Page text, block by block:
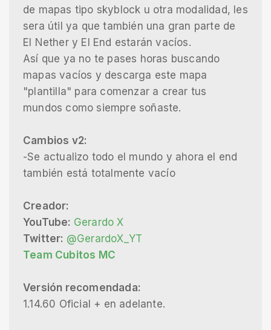
de mapas tipo skyblock u otra modalidad, les
sera útil ya que también una gran parte de
El Nether y El End estarán vacíos.
Así que ya no te pases horas buscando
mapas vacíos y descarga este mapa
"plantilla" para comenzar a crear tus
mundos como siempre soñaste.
Cambios v2:
-Se actualizo todo el mundo y ahora el end
también está totalmente vacío
Creador:
YouTube: Gerardo X
Twitter: @GerardoX_YT
Team Cubitos MC
Versión recomendada:
1.14.60 Oficial + en adelante.